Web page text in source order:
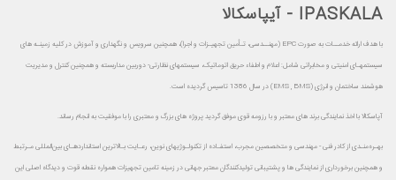
IPASKALA - آیپاسکالا
با هدف ارائه خدمــات به صورت EPC (مهنــدسی، تـأمین تجهیـزات و اجرا)، همچنین سرویس و نگهداری و آموزش در کلیه زمینـه های
سیستمهـای امنیتی و مخابراتی شامل: اعلام و اطفاء حریق اتوماتیک، سیستمهای نظارتی- دوربین مداربسته و همچنین کنترل و مدیریت
هوشمند ساختمان و انرژی (EMS , BMS) در سال 1386 تاسیس گردیده است.
آپاسکالا با اخذ نمایندگی برند های معتبر و با رزومه قوی موفق گردید پروژه های بزرگ و معتبری را با موفقیت به انجام رساند.
بهـره‌منـدی از کادر فنی - مهندسی و متخصصین مجرب، استفـاده از تکنولـوژیهای نوین، رعـایت بـالاترین استانداردهـای بین‌المللی مـرتبط
و همچنین برخورداری از نمایندگی ها و پشتیبانی تولیدکنندگان معتبر جهانی در زمینه تامین تجهیزات همواره نقطه قوت و دیدگاه اصلی این